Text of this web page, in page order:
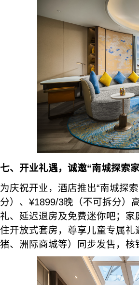
七、开业礼遇，诚邀“南城探索
为庆祝开业，酒店推出“南城探
分）、¥1899/3晚（不可拆分）
礼、延迟退房及免费迷你吧；家
住开放式套房，尊享儿童专属
猪、洲际商城等）同步发售，